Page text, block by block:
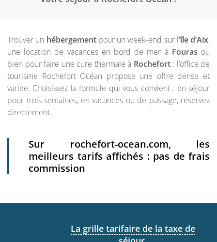
Trouver un hébergementpour un week-end sur l’île d’Aix,
une location de vacances en bord de mer à Fouras ou
bien pour faire une cure thermale à Rochefort: l’office de
tourisme Rochefort Océan propose une offre dense et
variée. Choisissez la formule qui vous convient : en séjour
pour trois semaines, en vacances ou de passage, réservez
directement.
Sur rochefort-ocean.com, les
meilleurs tarifs affichés : pas de frais
commission
La grille tarifaire de la taxe de